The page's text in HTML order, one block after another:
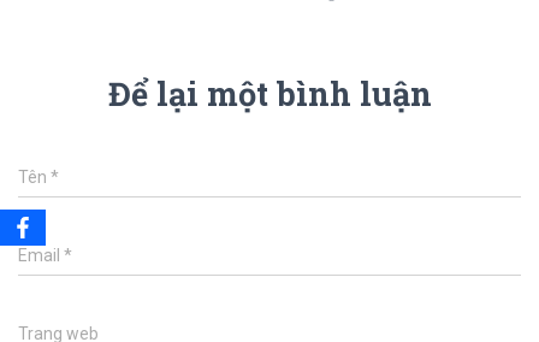
Để lại một bình luận
Tên *
Email *
Trang web